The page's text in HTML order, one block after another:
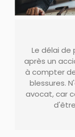
Le délai de
après un
à compter
blessures.
avocat, car